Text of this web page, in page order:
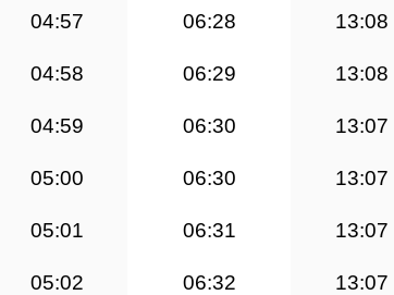
04:57 06:28 13:08
04:58 06:29 13:08
04:59 06:30 13:07
05:00 06:30 13:07
05:01 06:31 13:07
05:02 06:32 13:07